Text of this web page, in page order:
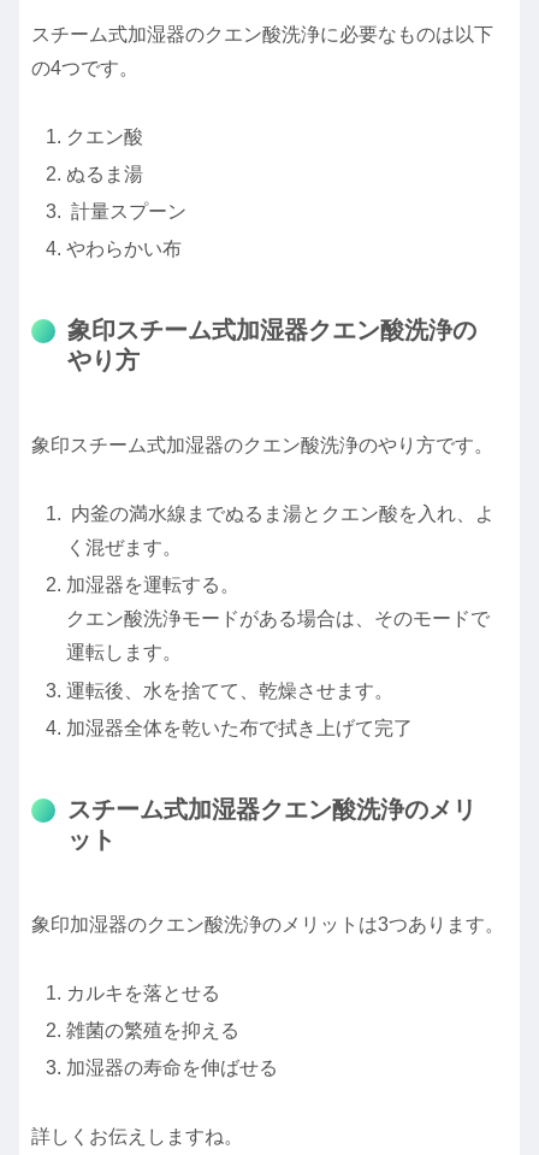
スチーム式加湿器のクエン酸洗浄に必要なものは以下
の4つです。
クエン酸
ぬるま湯
計量スプーン
やわらかい布
象印スチーム式加湿器クエン酸洗浄の
やり方
象印スチーム式加湿器のクエン酸洗浄のやり方です。
内釜の満水線までぬるま湯とクエン酸を入れ、よ
く混ぜます。
加湿器を運転する。
クエン酸洗浄モードがある場合は、そのモードで
運転します。
運転後、水を捨てて、乾燥させます。
加湿器全体を乾いた布で拭き上げて完了
スチーム式加湿器クエン酸洗浄のメリ
ット
象印加湿器のクエン酸洗浄のメリットは3つあります。
カルキを落とせる
雑菌の繁殖を抑える
加湿器の寿命を伸ばせる
詳しくお伝えしますね。